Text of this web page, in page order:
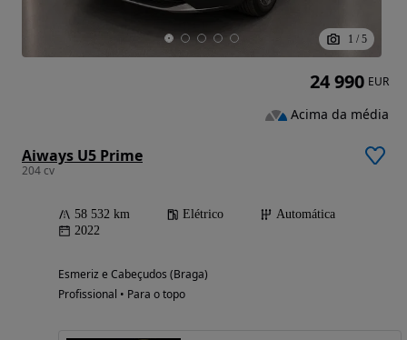
1 / 5
Aiways U5 Prime
204 cv
58 532 km Elétrico
Automática
2022
Esmeriz e Cabeçudos (Braga)
Profissional • Para o topo
24 990 EUR
Acima da média